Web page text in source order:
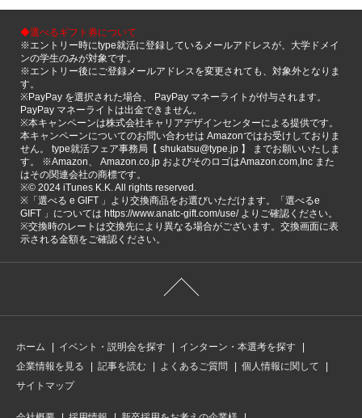
◆選べるギフト券について
※エントリー時にtype就活に登録しているメールアドレスが、大学ドメイ
ンの学生のみが対象です。
※エントリー後にご登録メールアドレスを変更されても、対象外となりま
す。
※PayPay を選択された場合、 PayPay マネーライトが付与されます。
PayPay マネーライトは出金できません。
※本キャンペーンは株式会社キャリアデザインセンターによる提供です。
本キャンペーンについてのお問い合わせは Amazonではお受けしておりま
せん。 type就活フェア事務局【 shukatsu@type.jp 】 までお願いいたしま
す。 ※Amazon、 Amazon.co.jp およびそのロゴはAmazon.com,Inc また
はその関連会社の商標です。
※©️ 2024 iTunes K.K. All rights reserved.
※「選べる e GIFT 」より交換商品をお選びいただけます。「選べるe
GIFT 」については https://www.anatc-gift.com/use/ よりご確認ください。
※交換時のレートは交換先により異なる場合がございます。交換画面に表
示される金額をご確認ください。
ホーム イベント・説明会を探す
インターン・本選考を探す
企業情報を見る
記事を読む よくあるご質問
個人情報に関して
サイトマップ